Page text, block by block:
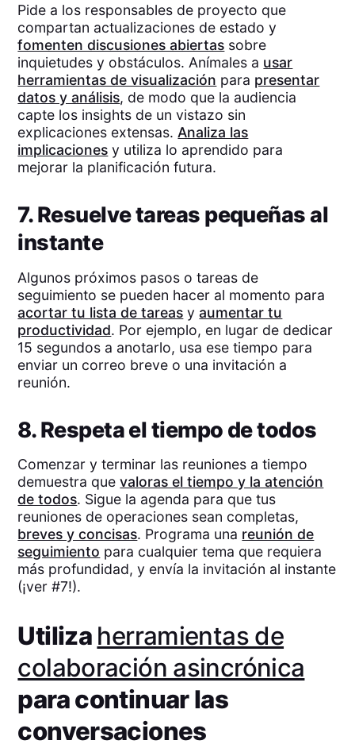
Pide a los responsables de proyecto que
compartan actualizaciones de estado y
fomenten discusiones abiertas sobre
inquietudes y obstáculos. Anímales a usar
herramientas de visualización para presentar
datos y análisis, de modo que la audiencia
capte los insights de un vistazo sin
explicaciones extensas. Analiza las
implicaciones y utiliza lo aprendido para
mejorar la planificación futura.
7. Resuelve tareas pequeñas al
instante
Algunos próximos pasos o tareas de
seguimiento se pueden hacer al momento para
acortar tu lista de tareas yaumentar tu
productividad. Por ejemplo, en lugar de dedicar
15 segundos a anotarlo, usa ese tiempo para
enviar un correo breve o una invitación a
reunión.
8. Respeta el tiempo de todos
Comenzar y terminar las reuniones a tiempo
demuestra quevaloras el tiempo y la atención
de todos. Sigue la agenda para que tus
reuniones de operaciones sean completas,
breves y concisas. Programa una reunión de
seguimiento para cualquier tema que requiera
más profundidad, y envía la invitación al instante
(¡ver #7!).
Utiliza herramientas de
colaboración asincrónica
para continuar las
conversaciones